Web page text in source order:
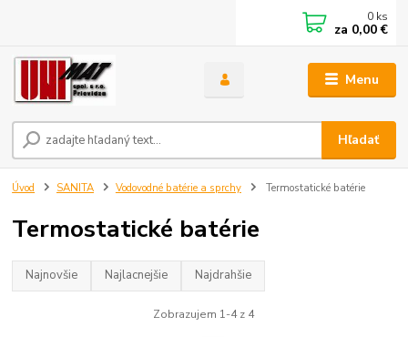
Menu
Hľadať
0 ks
za 0,00 €
Úvod SANITA Vodovodné batérie a sprchy Termostatické batérie
Termostatické batérie
Najnovšie Najlacnejšie Najdrahšie
Zobrazujem 1-4 z 4